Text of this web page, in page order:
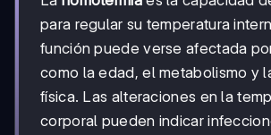
para regular su temperatura
función puede verse afectada
como la edad, el metabolismo y
física. Las alteraciones en la
corporal pueden indicar